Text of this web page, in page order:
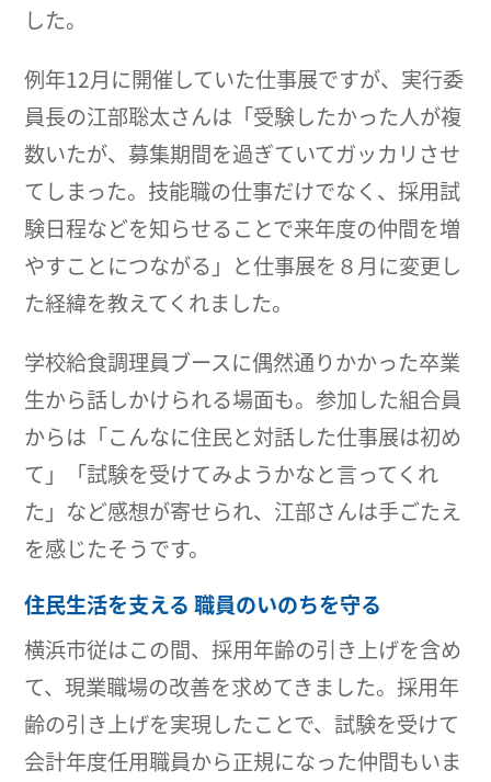
した。
例年12月に開催していた仕事展ですが、実行委
員長の江部聡太さんは「受験したかった人が複
数いたが、募集期間を過ぎていてガッカリさせ
てしまった。技能職の仕事だけでなく、採用試
験日程などを知らせることで来年度の仲間を増
やすことにつながる」と仕事展を８月に変更し
た経緯を教えてくれました。
学校給食調理員ブースに偶然通りかかった卒業
生から話しかけられる場面も。参加した組合員
からは「こんなに住民と対話した仕事展は初め
て」「試験を受けてみようかなと言ってくれ
た」など感想が寄せられ、江部さんは手ごたえ
を感じたそうです。
住民生活を支える 職員のいのちを守る
横浜市従はこの間、採用年齢の引き上げを含め
て、現業職場の改善を求めてきました。採用年
齢の引き上げを実現したことで、試験を受けて
会計年度任用職員から正規になった仲間もいま